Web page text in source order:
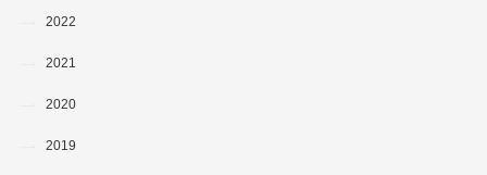
2022
2021
2020
2019